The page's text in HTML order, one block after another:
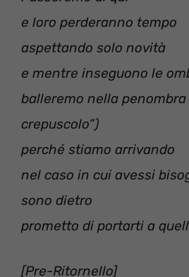
e loro perderanno tempo
aspettando solo novità
e mentre inseguono le
balleremo nella penombra
crepuscolo”)
perché stiamo arrivando
nel caso in cui avessi
sono dietro
prometto di portarti a
[Pre-Ritornello]